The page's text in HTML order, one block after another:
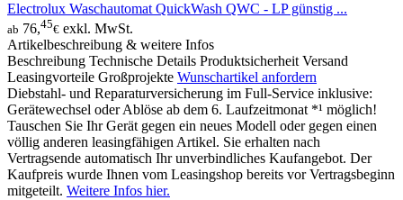
Electrolux Waschautomat QuickWash QWC - LP günstig ...
ab 76,45€ exkl. MwSt.
Artikelbeschreibung & weitere Infos
Beschreibung Technische Details Produktsicherheit Versand
Leasingvorteile Großprojekte Wunschartikel anfordern
Diebstahl- und Reparaturversicherung im Full-Service inklusive:
Gerätewechsel oder Ablöse ab dem 6. Laufzeitmonat *¹ möglich!
Tauschen Sie Ihr Gerät gegen ein neues Modell oder gegen einen
völlig anderen leasingfähigen Artikel. Sie erhalten nach
Vertragsende automatisch Ihr unverbindliches Kaufangebot. Der
Kaufpreis wurde Ihnen vom Leasingshop bereits vor Vertragsbeginn
mitgeteilt. Weitere Infos hier.